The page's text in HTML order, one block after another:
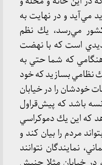
مي‌آيد و در نهايت به
مي‌رسد، يك نظم
است كه با نهضت
كه شما حتي به
نظامي بسازيد كه خود
خودشان را در خيابان
باشد كه پيش‌قراول
كه اين يك دموكراسي
مردم را بيان كند و
نمايندگان نتوانند